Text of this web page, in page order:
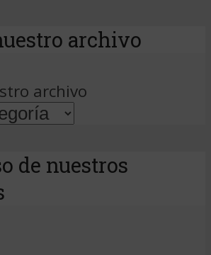
archivo
archivo
de nuestros